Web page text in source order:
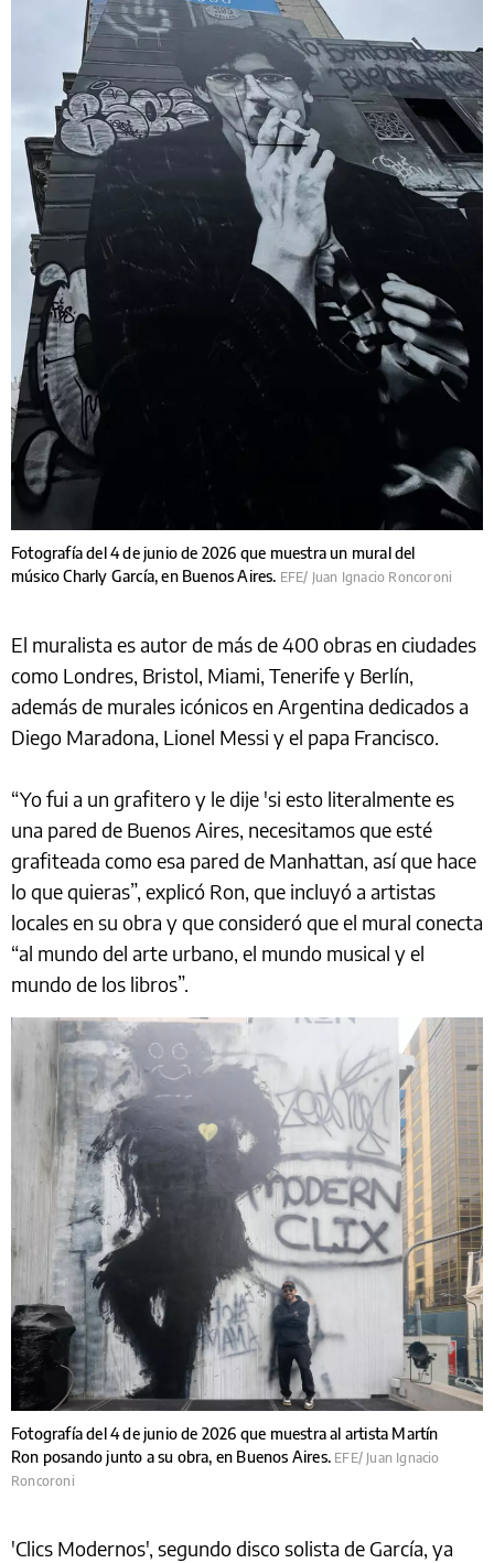
Fotografía del 4 de junio de 2026 que muestra un mural del
músico Charly García, en Buenos Aires. EFE/ Juan Ignacio Roncoroni
El muralista es autor de más de 400 obras en ciudades
como Londres, Bristol, Miami, Tenerife y Berlín,
además de murales icónicos en Argentina dedicados a
Diego Maradona, Lionel Messi y el papa Francisco.
“Yo fui a un grafitero y le dije 'si esto literalmente es
una pared de Buenos Aires, necesitamos que esté
grafiteada como esa pared de Manhattan, así que hace
lo que quieras”, explicó Ron, que incluyó a artistas
locales en su obra y que consideró que el mural conecta
“al mundo del arte urbano, el mundo musical y el
mundo de los libros”.
Fotografía del 4 de junio de 2026 que muestra al artista Martín
Ron posando junto a su obra, en Buenos Aires. EFE/ Juan Ignacio
Roncoroni
'Clics Modernos', segundo disco solista de García, ya